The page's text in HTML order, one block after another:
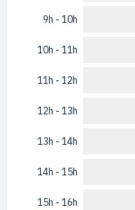
9h - 10h
10h - 11h
11h - 12h
12h - 13h
13h - 14h
14h - 15h
15h - 16h